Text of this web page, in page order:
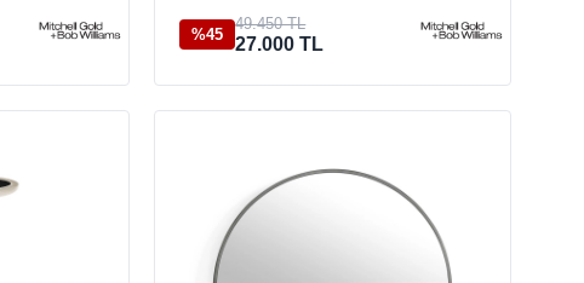
%45
49.450 TL
27.000 TL